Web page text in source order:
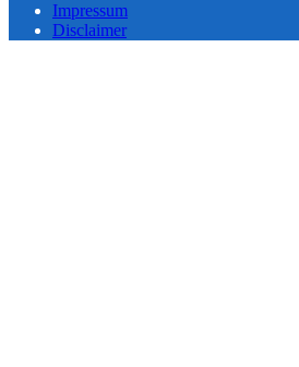
Impressum
Disclaimer